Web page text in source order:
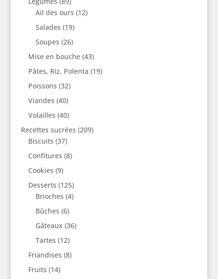
Ail des ours (12)
Salades (19)
Soupes (26)
Mise en bouche(43)
Pâtes, Riz, Polenta (19)
Poissons (32)
Viandes (40)
Volailles (40)
Recettes sucrées (209)
Biscuits (37)
Confitures (8)
Cookies (9)
Desserts (125)
Brioches (4)
Bûches (6)
Gâteaux (36)
Tartes (12)
Friandises (8)
Fruits (14)